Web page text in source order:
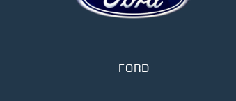
FORD